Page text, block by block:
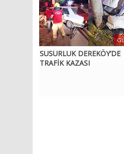
SUSURLUK DEREKÖY’DE
TRAFİK KAZASI